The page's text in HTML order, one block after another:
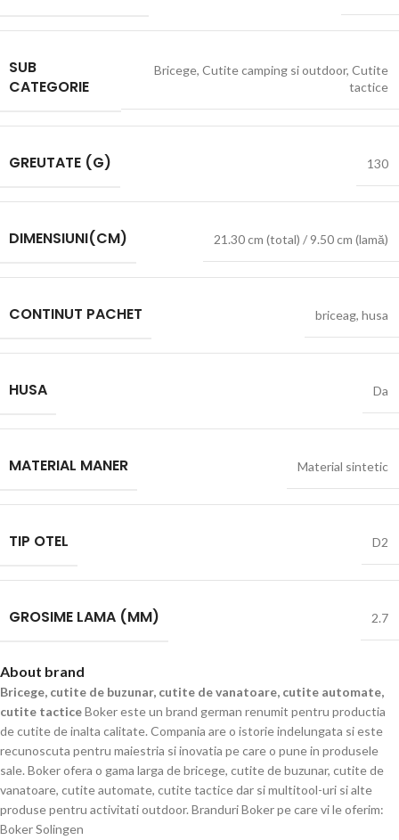
SUB
CATEGORIE
Bricege, Cutite camping si outdoor, Cutite
tactice
GREUTATE (G) 130
DIMENSIUNI(CM) 21.30 cm (total) / 9.50 cm (lamă)
CONTINUT PACHET briceag, husa
HUSA Da
MATERIAL MANER Material sintetic
TIP OTEL D2
GROSIME LAMA (MM) 2.7
About brand
Bricege, cutite de buzunar, cutite de vanatoare, cutite automate,
cutite tacticeBoker este un brand german renumit pentru productia
de cutite de inalta calitate. Compania are o istorie indelungata si este
recunoscuta pentru maiestria si inovatia pe care o pune in produsele
sale. Boker ofera o gama larga de bricege, cutite de buzunar, cutite de
vanatoare, cutite automate, cutite tactice dar si multitool-uri si alte
produse pentru activitati outdoor. Branduri Boker pe care vi le oferim:
Boker Solingen